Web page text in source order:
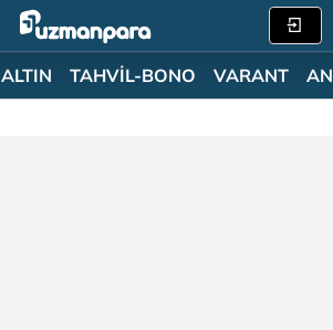
ALTIN TAHVİL-BONO VARANT